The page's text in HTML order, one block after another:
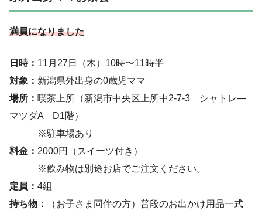
満員になりました
日時： 11月27日（木）10時〜11時半
対象： 新潟県外出身の0歳児ママ
場所： 喫茶上所（新潟市中央区上所中2-7-3 シャトレ―
マツダA D1階）
※駐車場あり
料金： 2000円（スイーツ付き）
※飲み物は別途お店でご注文ください。
定員： 4組
持ち物：
（お子さま同伴の方）普段のお出かけ用品一式